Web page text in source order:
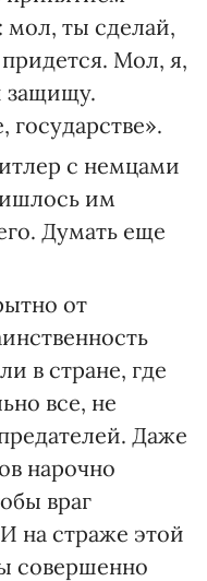
мол, ты сделай,
придется. Мол, я,
защищу.
государстве».
с немцами
им
Думать еще
от
в стране, где
все, не
Даже
нарочно
враг
на страже этой
совершенно